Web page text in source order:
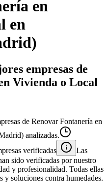
en
en
)
empresas de
Vivienda o Local
de Renovar Fontanería en
analizadas.
verificadas
Las
sido verificadas por nuestro
y profesionalidad. Todas ellas
y soluciones contra humedades.